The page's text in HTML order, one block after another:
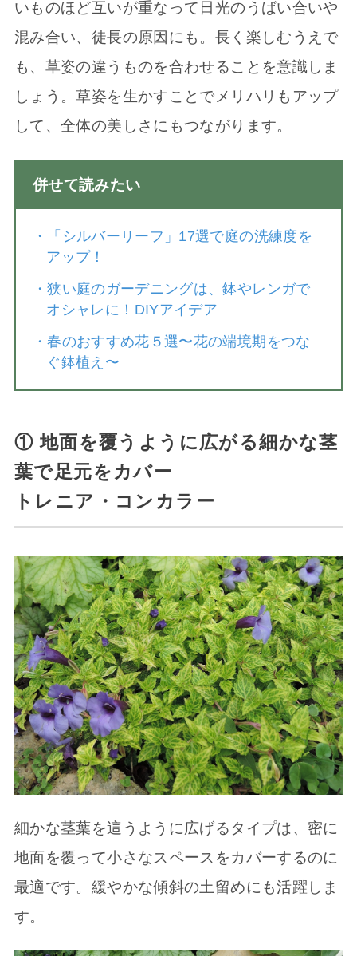
いものほど互いが重なって日光のうばい合いや
混み合い、徒長の原因にも。長く楽しむうえで
も、草姿の違うものを合わせることを意識しま
しょう。草姿を生かすことでメリハリもアップ
して、全体の美しさにもつながります。
併せて読みたい
・
「シルバーリーフ」17選で庭の洗練度を
アップ！
・狭い庭のガーデニングは、鉢やレンガで
オシャレに！DIYアイデア
・春のおすすめ花５選〜花の端境期をつな
ぐ鉢植え〜
① 地面を覆うように広がる細かな茎
葉で足元をカバー
トレニア・コンカラー
細かな茎葉を這うように広げるタイプは、密に
地面を覆って小さなスペースをカバーするのに
最適です。緩やかな傾斜の土留めにも活躍しま
す。